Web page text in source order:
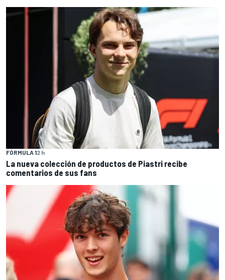
FÓRMULA 12 h
La nueva colección de productos de Piastri recibe
comentarios de sus fans